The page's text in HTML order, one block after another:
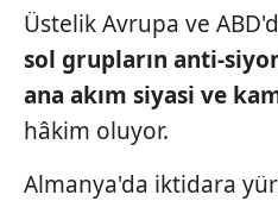
hazırlanmış Aydınlatma
ilgili mevzuata uygun olarak
almak için lütfen
tıklayınız
Üstelik Avrupa ve
sol grupların anti-
ana akım siyasi ve
hâkim oluyor.
Almanya'da iktidara